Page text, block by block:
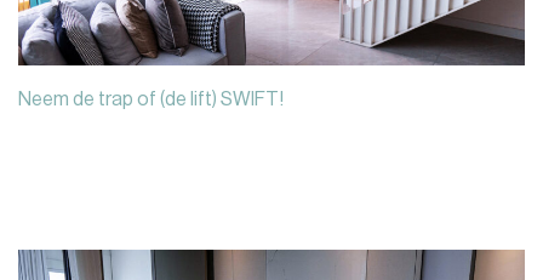
Neem de trap of (de lift) SWIFT!